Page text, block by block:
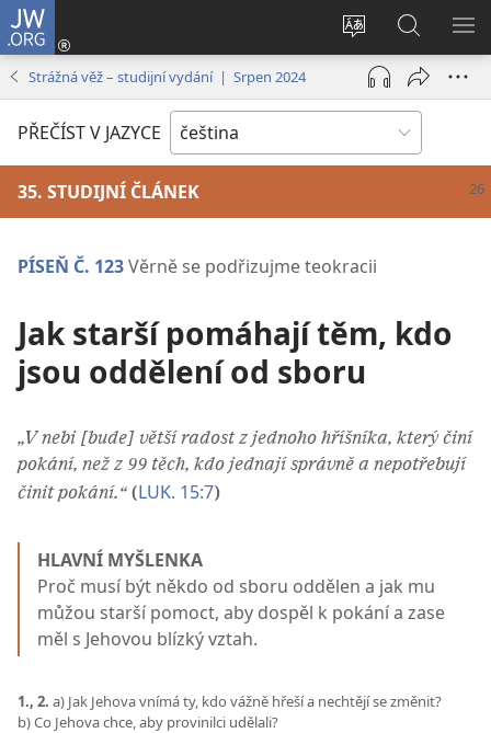
JW.ORG
Změnit
jazyk
stránek
Přihlásit
se
(otevřeno
okno)
Hledat
na
JW.ORG
Strážná věž – studijní vydání | Srpen 2024
PŘEČÍST V JAZYCE
35. STUDIJNÍ ČLÁNEK
PÍSEŇ Č. 123Věrně se podřizujme teokracii
Jak starší pomáhají těm, kdo
jsou oddělení od sboru
„V nebi [bude] větší radost z jednoho hříšníka, který činí
pokání, než z 99 těch, kdo jednají správně a nepotřebují
činit pokání.“(LUK. 15:7)
HLAVNÍ MYŠLENKA
Proč musí být někdo od sboru oddělen a jak mu
můžou starší pomoct, aby dospěl k pokání a zase
měl s Jehovou blízký vztah.
1., 2. a) Jak Jehova vnímá ty, kdo vážně hřeší a nechtějí se změnit?
b) Co Jehova chce, aby provinilci udělali?